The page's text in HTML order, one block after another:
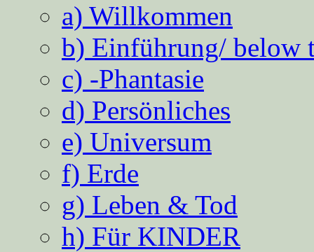
a) Willkommen
b) Einführung/ below
c) -Phantasie
d) Persönliches
e) Universum
f) Erde
g) Leben & Tod
h) Für KINDER